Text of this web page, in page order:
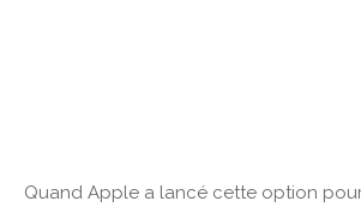
Quand Apple a lancé cette option